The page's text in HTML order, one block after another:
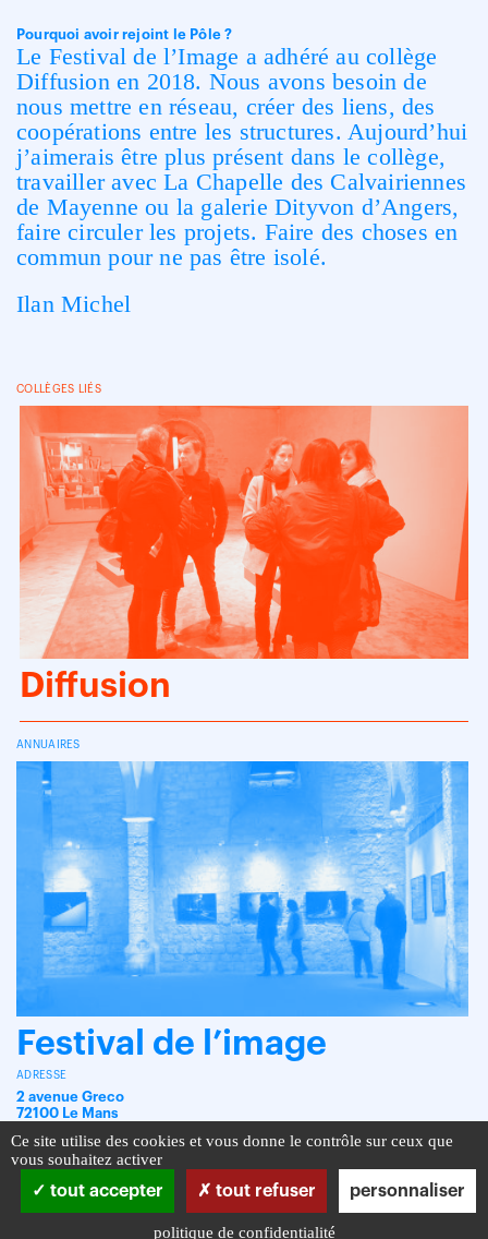
Pourquoi avoir rejoint le Pôle ?
Le Festival de l’Image a adhéré au collège
Diffusion en 2018. Nous avons besoin de
nous mettre en réseau, créer des liens, des
coopérations entre les structures. Aujourd’hui
j’aimerais être plus présent dans le collège,
travailler avec La Chapelle des Calvairiennes
de Mayenne ou la galerie Dityvon d’Angers,
faire circuler les projets. Faire des choses en
commun pour ne pas être isolé.
Ilan Michel
COLLÈGES LIÉS
Diffusion
ANNUAIRES
Festival de l’image
ADRESSE
2 avenue Greco
72100 Le Mans
Ce site utilise des cookies et vous donne le contrôle sur ceux que
vous souhaitez activer
tout accepter
tout refuser personnaliser
politique de confidentialité